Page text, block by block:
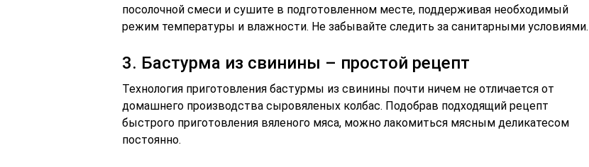
посолочной смеси и сушите в подготовленном месте, поддерживая необходимый
режим температуры и влажности. Не забывайте следить за санитарными условиями.
3. Бастурма из свинины – простой рецепт
Технология приготовления бастурмы из свинины почти ничем не отличается от
домашнего производства сыровяленых колбас. Подобрав подходящий рецепт
быстрого приготовления вяленого мяса, можно лакомиться мясным деликатесом
постоянно.